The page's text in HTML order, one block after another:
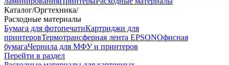
Каталог/Оргтехника/
Расходные материалы
Бумага для фотопечатиКартриджи для
принтеровТермотрансферная лента EPSONОфисная
бумагаЧернила для МФУ и принтеров
Перейти в раздел